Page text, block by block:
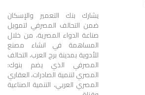
يشارك بنك التعمير والإسكان
ضمن التحالف المصرفي لتمويل
صناعة الدواء المصرية، من خلال
المساهمة في انشاء مصنع
للأدوية بمدينة برج العرب، التحالف
المصرفي الذي يضم بنوك:
المصري لتنمية الصادرات، العقاري
المصري العربي، التنمية الصناعية